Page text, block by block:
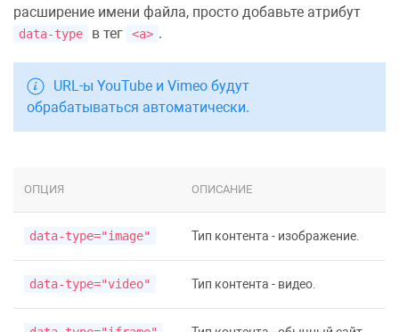
расширение имени файла, просто добавьте атрибут
data-type в тег <a> .
URL-ы YouTube и Vimeo будут
обрабатываться автоматически.
ОПЦИЯ ОПИСАНИЕ
data-type="image" Тип контента - изображение.
data-type="video" Тип контента - видео.